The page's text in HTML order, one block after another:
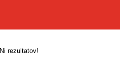
Ni rezultatov!